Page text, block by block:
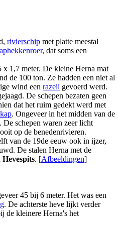
rivierschip met platte meestal
, dat soms een
1,7 meter. De kleine Herna mat
de 100 ton. Ze hadden een niet al
wind een razeil gevoerd werd.
De schepen bezaten geen
dat het ruim gedekt werd met
. Ongeveer in het midden van de
schepen waren zeer licht
op de benedenrivieren.
van de 19de eeuw ook in ijzer,
De stalen Herna met de
Hevespits. [Afbeeldingen]
45 bij 6 meter. Het was een
. De achterste heve lijkt verder
de kleinere Herna's het